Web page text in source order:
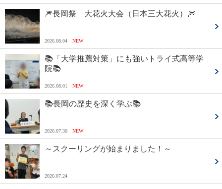
🎆長岡祭 大花火大会（日本三大花火）🎆
2026.08.04 NEW
📚「大学推薦対策」にも強いトライ式高等学
院📚
2026.08.01 NEW
📚長岡の歴史を深く学ぶ📚
2026.07.30 NEW
～スクーリングが始まりました！～
2026.07.24